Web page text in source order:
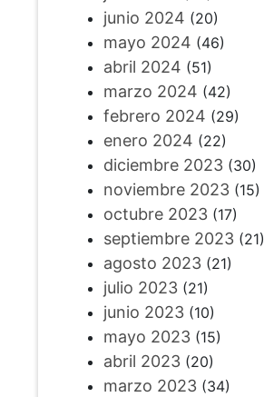
junio 2024 (20)
mayo 2024 (46)
abril 2024 (51)
marzo 2024 (42)
febrero 2024 (29)
enero 2024 (22)
diciembre 2023(30)
noviembre 2023(15)
octubre 2023(17)
septiembre 2023(21)
agosto 2023(21)
julio 2023(21)
junio 2023(10)
mayo 2023(15)
abril 2023(20)
marzo 2023(34)